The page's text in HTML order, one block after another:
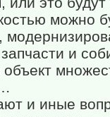
можно
и
и иные